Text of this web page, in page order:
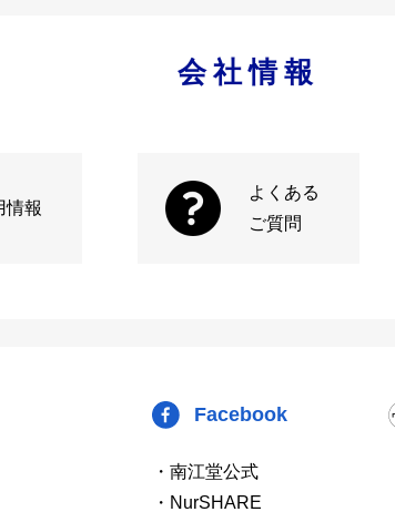
会社情報
情報
よくある
ご質問
Facebook
・南江堂公式
・NurSHARE